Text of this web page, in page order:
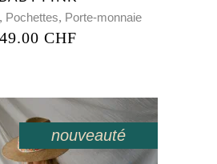
, Pochettes, Porte-monnaie
49.00 CHF
en solde
nouveauté